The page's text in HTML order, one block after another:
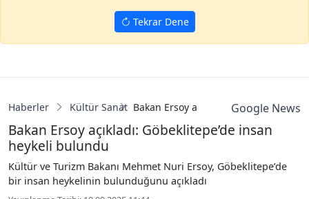
Tekrar Dene
Haberler Kültür Sanat Bakan Ersoy açıkladı:Google News
Bakan Ersoy açıkladı: Göbeklitepe’de insan
heykeli bulundu
Kültür ve Turizm Bakanı Mehmet Nuri Ersoy, Göbeklitepe’de
bir insan heykelinin bulunduğunu açıkladı